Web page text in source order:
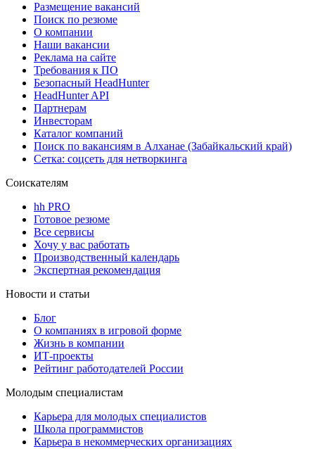
Размещение вакансий
Поиск по резюме
О компании
Наши вакансии
Реклама на сайте
Требования к ПО
Безопасный HeadHunter
HeadHunter API
Партнерам
Инвесторам
Каталог компаний
Поиск по вакансиям в Алханае (Забайкальский край)
Сетка: соцсеть для нетворкинга
Соискателям
hh PRO
Готовое резюме
Все сервисы
Хочу у вас работать
Производственный календарь
Экспертная рекомендация
Новости и статьи
Блог
О компаниях в игровой форме
Жизнь в компании
ИТ-проекты
Рейтинг работодателей России
Молодым специалистам
Карьера для молодых специалистов
Школа программистов
Карьера в некоммерческих организациях